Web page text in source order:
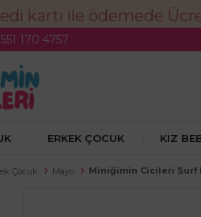
170 4757
ERKEK ÇOCUK KIZ
Çocuk Mayo Miniğimin Cicileri Surf